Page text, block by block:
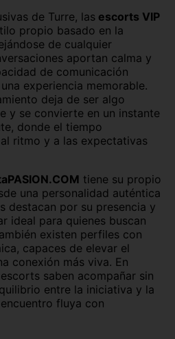
de Turre, las escorts VIP
propio basado en la
de cualquier
aportan calma y
de comunicación
experiencia memorable.
deja de ser algo
y se convierte en un instante
donde el tiempo
ritmo y a las expectativas
tiene su propio
una personalidad auténtica
destacan por su presencia y
ideal para quienes buscan
existen perfiles con
capaces de elevar el
conexión más viva. En
saben acompañar sin
entre la iniciativa y la
fluya con